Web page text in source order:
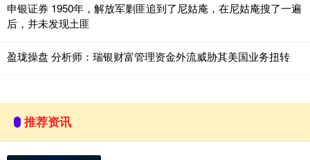
申银证券 1950年，解放军剿匪追到了尼姑庵，在尼姑庵搜了一遍
后，并未发现土匪
盈珑操盘 分析师：瑞银财富管理资金外流威胁其美国业务扭转
推荐资讯